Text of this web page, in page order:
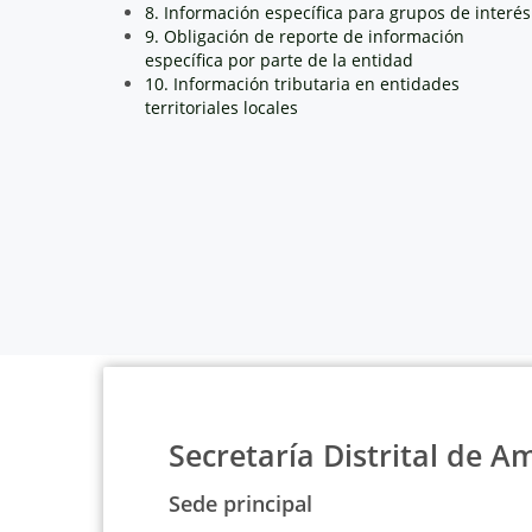
8. Información específica para grupos de interés
9. Obligación de reporte de información
específica por parte de la entidad
10. Información tributaria en entidades
territoriales locales
Secretaría Distrital de
Sede principal